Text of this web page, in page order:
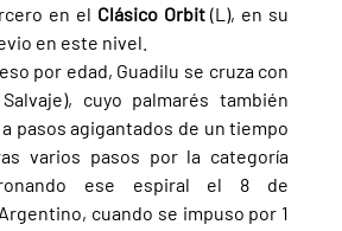
en el Clásico Orbit (L), en su
en este nivel.
Salvaje), cuyo palmarés también
pasos agigantados de un tiempo
varios pasos por la categoría
ese espiral el 8 de
cuando se impuso por 1